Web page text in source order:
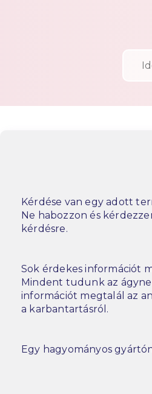
Kérdése van egy adott
Ne habozzon és
kérdésre.
Sok érdekes információt
Mindent tudunk az
információt megtalál az
a karbantartásról.
Egy hagyományos